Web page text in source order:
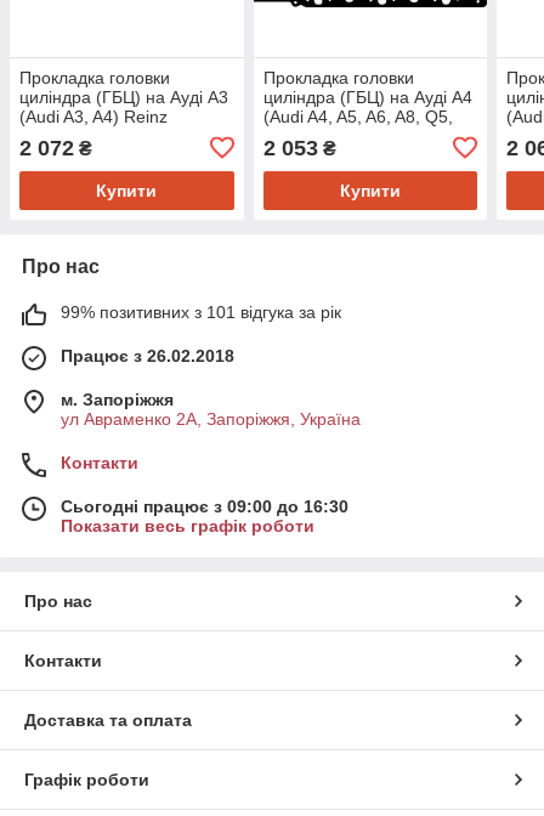
Прокладка головки
циліндра (ГБЦ) на Ауді A3
(Audi A3, A4) Reinz
2 072 ₴
Купити
Прокладка головки
циліндра (ГБЦ) на Ауді A4
(Audi A4, A5, A6, A8, Q5,
2 053₴
Купити
2
Про нас
99% позитивних з 101 відгука за рік
Працює з 26.02.2018
м. Запоріжжя
ул Авраменко 2А, Запоріжжя, Україна
Контакти
Сьогодні працює з 09:00 до 16:30
Показати весь графік роботи
Про нас
Контакти
Доставка та оплата
Графік роботи